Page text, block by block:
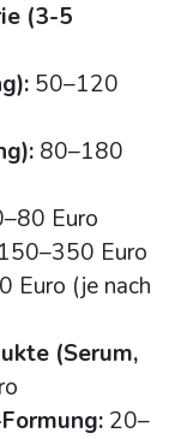
(3-5
50–120
80–180
Euro
150–350 Euro
Euro (je nach
(Serum,
20–